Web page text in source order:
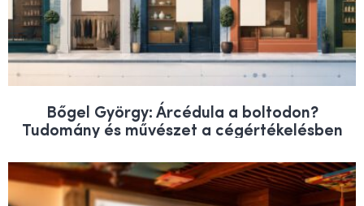
Bőgel György: Árcédula a boltodon?
Tudomány és művészet a cégértékelésben